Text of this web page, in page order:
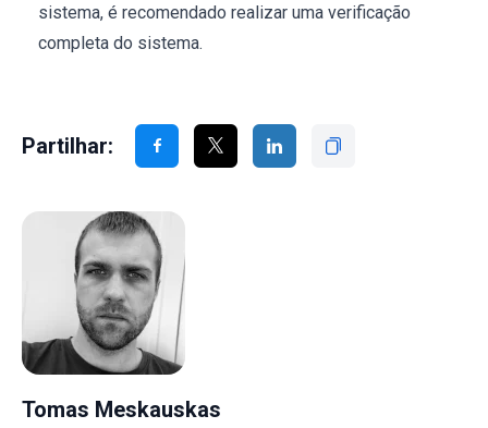
sistema, é recomendado realizar uma verificação
completa do sistema.
Partilhar:
Tomas Meskauskas